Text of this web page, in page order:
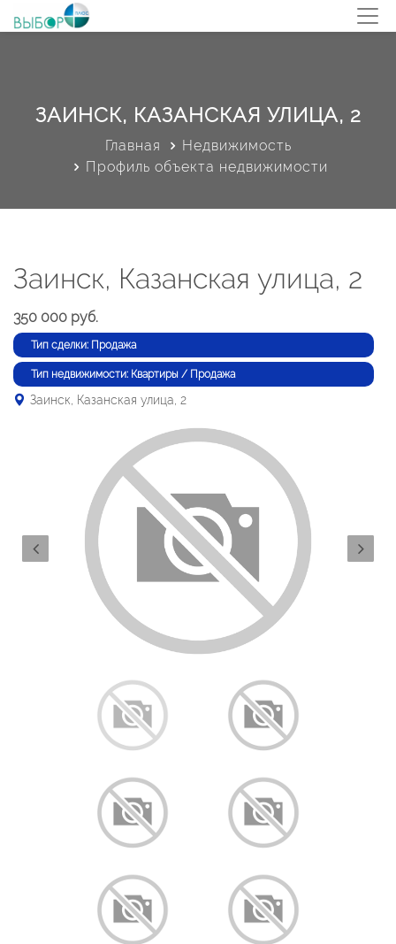
ЗАИНСК, КАЗАНСКАЯ УЛИЦА, 2
Главная
Недвижимость
Профиль объекта недвижимости
Заинск, Казанская улица, 2
350 000 руб.
Тип сделки: Продажа
Тип недвижимости: Квартиры / Продажа
Заинск, Казанская улица, 2